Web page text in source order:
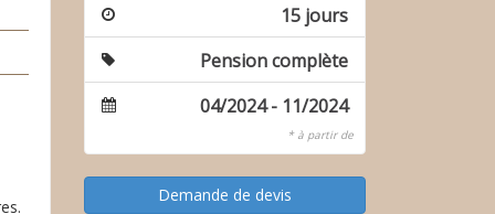
15 jours
Pension complète
04/2024 - 11/2024
* à partir de